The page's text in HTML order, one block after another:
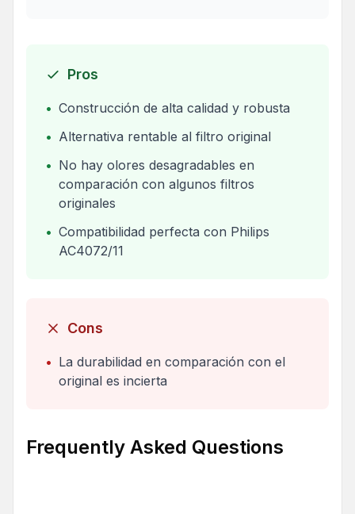
Pros
• Construcción de alta calidad y robusta
• Alternativa rentable al filtro original
• No hay olores desagradables en
comparación con algunos filtros
originales
• Compatibilidad perfecta con Philips
AC4072/11
Cons
• La durabilidad en comparación con el
original es incierta
Frequently Asked Questions